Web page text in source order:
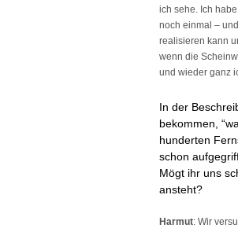
ich sehe. Ich
noch einmal –
realisieren kann
wenn die
und wieder ganz
In der
bekommen,
hunderten
schon
Mögt ihr uns
ansteht?
Harmut: Wir